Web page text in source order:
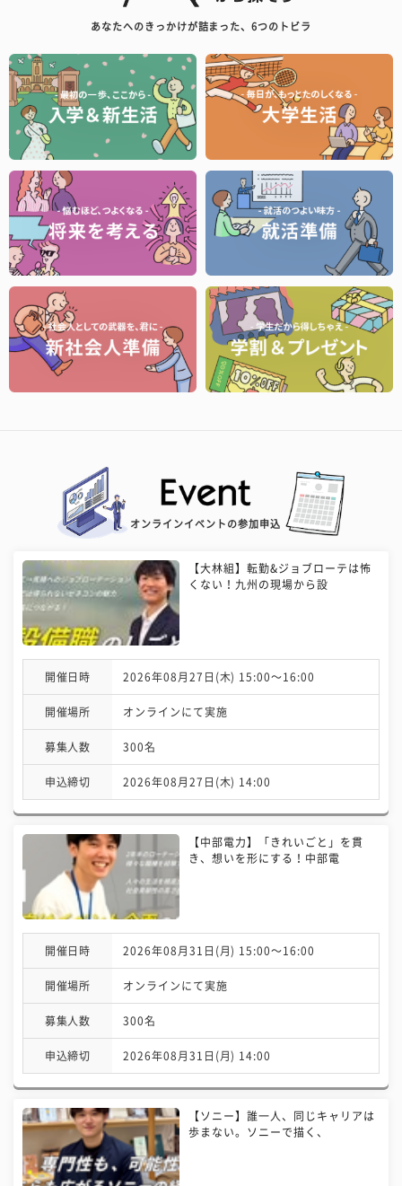
あなたへのきっかけが詰まった、6つのトビラ
オンラインイベントの参加申込
【大林組】転勤&ジョブローテは怖
くない！九州の現場から設
開催日時 2026年08月27日(木) 15:00〜16:00
開催場所 オンラインにて実施
募集人数 300名
申込締切 2026年08月27日(木) 14:00
【中部電力】「きれいごと」を貫
き、想いを形にする！中部電
開催日時 2026年08月31日(月) 15:00〜16:00
開催場所 オンラインにて実施
募集人数 300名
申込締切 2026年08月31日(月) 14:00
【ソニー】誰一人、同じキャリアは
歩まない。ソニーで描く、